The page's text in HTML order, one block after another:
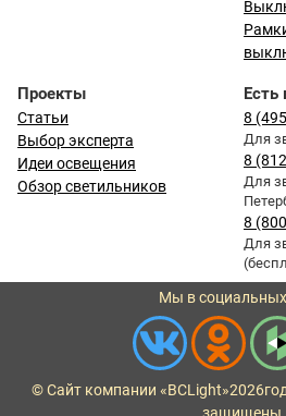
Проекты
Статьи
Выбор эксперта
Идеи освещения
Обзор светильников
8
Для
8
Для
8
Для
Мы в социальных
© Сайт компании «BCLight»2026